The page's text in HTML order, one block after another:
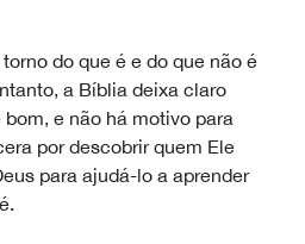
do que é e do que não é
a Bíblia deixa claro
e não há motivo para
por descobrir quem Ele
para ajudá-lo a aprender